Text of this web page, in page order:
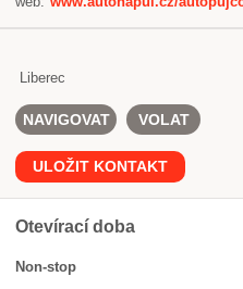
Liberec
NAVIGOVAT VOLAT
ULOŽIT KONTAKT
Otevírací doba
Non-stop